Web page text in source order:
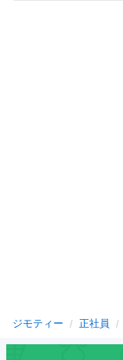
ジモティー 正社員